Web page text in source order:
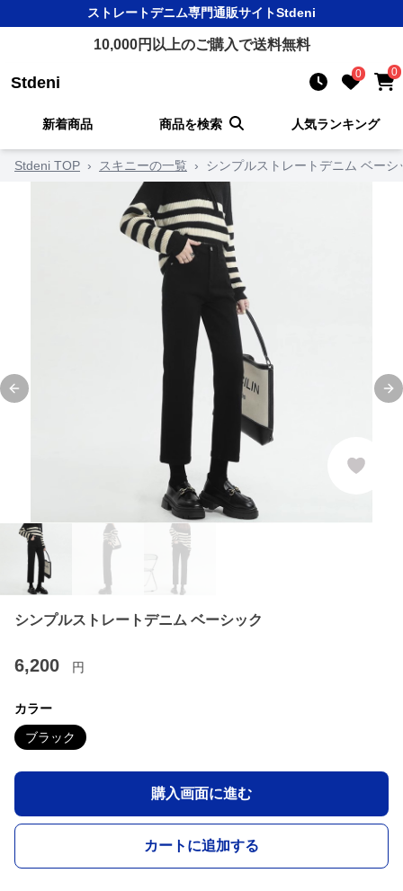
ストレートデニム専門通販サイトStdeni
10,000円以上のご購入で送料無料
Stdeni 0 0
新着商品 商品を検索 人気ランキング
Stdeni TOP › スキニーの一覧 › シンプルストレートデニム ベーシ
Previous slide
シンプルストレートデニム ベーシック
6,200 円
カラー
ブラック
購入画面に進む
カートに追加する